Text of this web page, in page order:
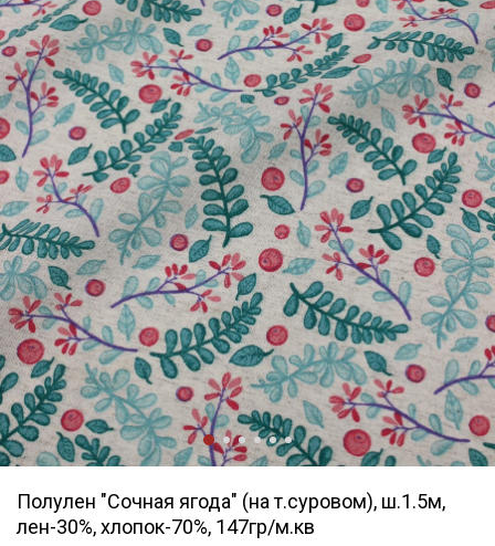
Полулен "Сочная ягода" (на т.суровом), ш.1.5м,
лен-30%, хлопок-70%, 147гр/м.кв